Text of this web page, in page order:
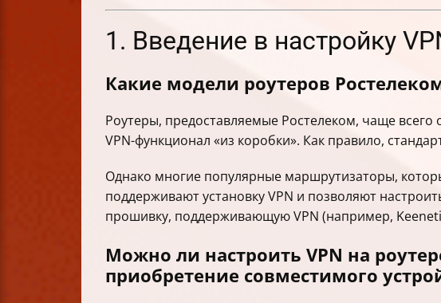
1. Введение в настройку
Какие модели роутеров
Роутеры, предоставляемые Ростелеком, чаще
VPN-функционал «из коробки». Как правило,
Однако многие популярные маршрутизаторы,
поддерживают установку VPN и позволяют
прошивку, поддерживающую VPN (например,
Можно ли настроить VPN на
приобретение совместимого